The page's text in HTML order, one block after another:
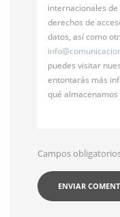
internacionales
derechos de
datos, así como
info@
puedes visitar
entontarás más
qué almacenamos
Campos